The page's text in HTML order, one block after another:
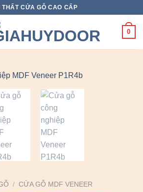
THẤT CỬA GỖ CAO CẤP
0
/ CỬA GỖ MDF VENEER